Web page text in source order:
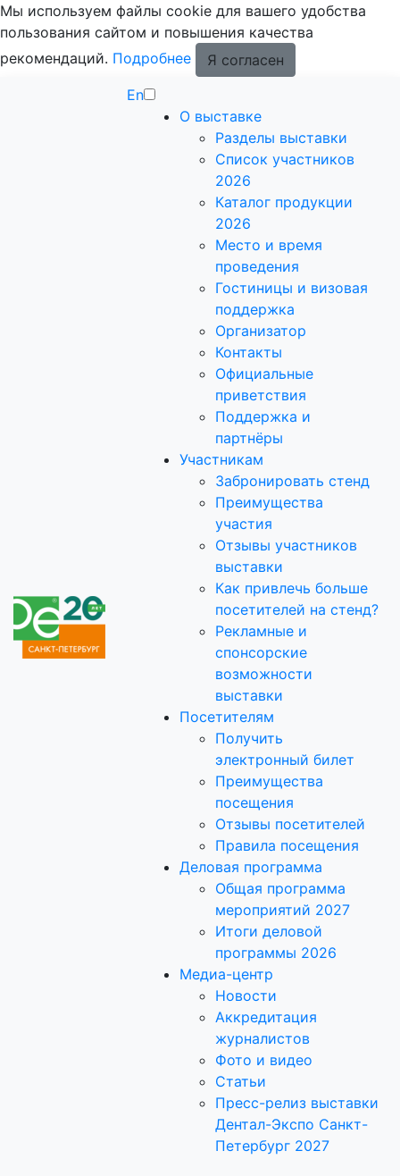
Мы используем файлы cookie для вашего удобства
пользования сайтом и повышения качества
рекомендаций. Подробнее
Я согласен
En
О выставке
Разделы выставки
Список участников
2026
Каталог продукции
2026
Место и время
проведения
Гостиницы и визовая
поддержка
Организатор
Контакты
Официальные
приветствия
Поддержка и
партнёры
Участникам
Забронировать стенд
Преимущества
участия
Отзывы участников
выставки
Как привлечь больше
посетителей на стенд?
Рекламные и
спонсорские
возможности
выставки
Посетителям
Получить
электронный билет
Преимущества
посещения
Отзывы посетителей
Правила посещения
Деловая программа
Общая программа
мероприятий 2027
Итоги деловой
программы 2026
Медиа-центр
Новости
Аккредитация
журналистов
Фото и видео
Статьи
Пресс-релиз выставки
Дентал-Экспо Санкт-
Петербург 2027